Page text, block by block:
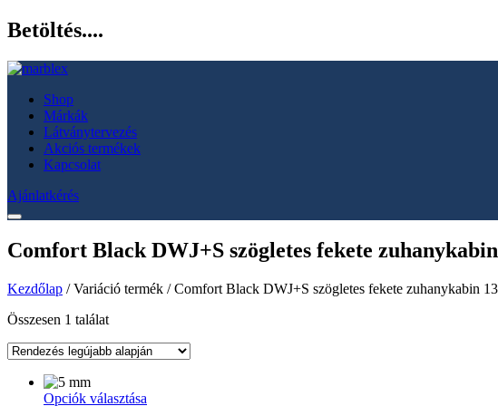
Betöltés....
Shop
Márkák
Látványtervezés
Akciós termékek
Kapcsolat
Ajánlatkérés
Comfort Black DWJ+S szögletes fekete
Kezdőlap / Variáció termék / Comfort Black DWJ+S szögletes fekete zuhanykabin
Összesen 1 találat
Opciók választása